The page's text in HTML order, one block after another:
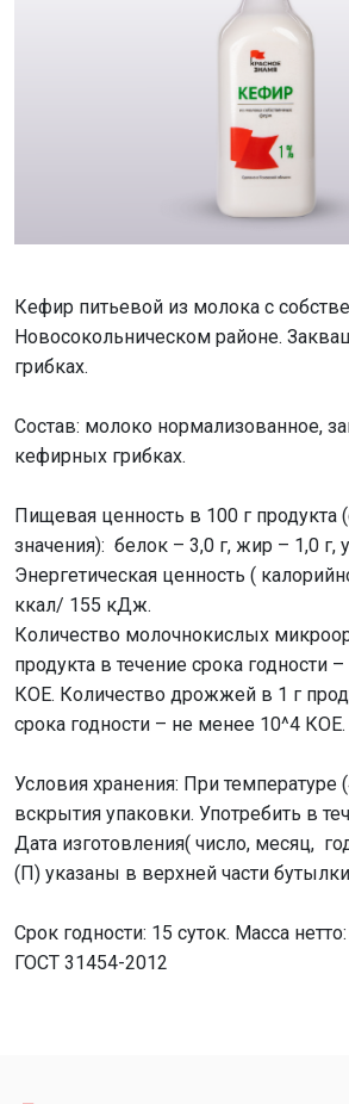
Кефир питьевой из молока с
Новосокольническом районе.
грибках.
Состав: молоко нормализованное,
кефирных грибках.
Пищевая ценность в 100 г продукта
значения): белок – 3,0 г, жир – 1,0 г,
Энергетическая ценность (
ккал/ 155 кДж.
Количество молочнокислых
продукта в течение срока годности
КОЕ. Количество дрожжей в 1 г
срока годности – не менее 10^4 КОЕ.
Условия хранения: При температуре
вскрытия упаковки. Употребить в
Дата изготовления( число, месяц,
(П) указаны в верхней части
Срок годности: 15 суток. Масса нетто:
ГОСТ 31454-2012